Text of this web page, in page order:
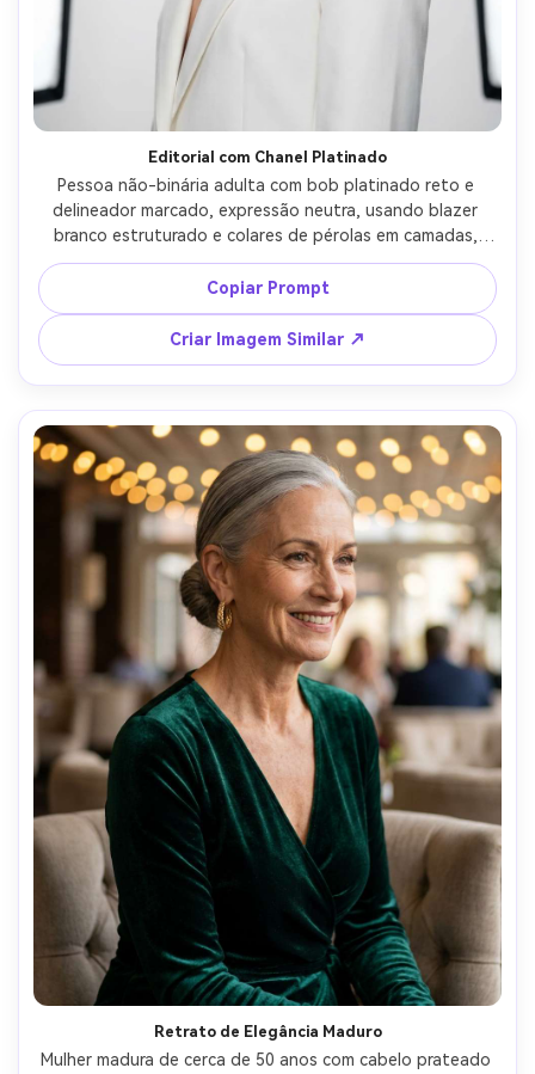
Editorial com Chanel Platinado
Pessoa não-binária adulta com bob platinado reto e
delineador marcado, expressão neutra, usando blazer
branco estruturado e colares de pérolas em camadas,
estúdio minimalista, iluminação dupla suave com luz de
recorte sutil, Nikon Z8 70-200mm em 135mm f/2.8,
enquadramento de meio corpo com linhas fortes, glamour
editorial moderno, textura de pele fotorrealista, brilhos
limpos, alta resolução, foco nítido --ar 4:5
Copiar Prompt
Criar Imagem Similar ↗
Retrato de Elegância Maduro
Mulher madura de cerca de 50 anos com cabelo prateado